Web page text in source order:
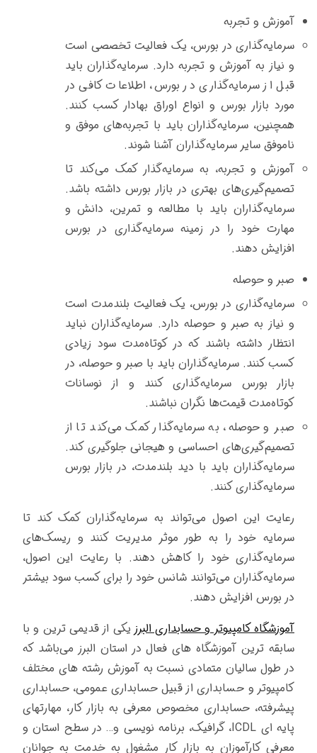
آموزش و تجربه
سرمایه‌گذاری در بورس، یک فعالیت تخصصی است
و نیاز به آموزش و تجربه دارد. سرمایه‌گذاران باید
قبل از سرمایه‌گذاری در بورس، اطلاعات کافی در
مورد بازار بورس و انواع اوراق بهادار کسب کنند.
همچنین، سرمایه‌گذاران باید با تجربه‌های موفق و
ناموفق سایر سرمایه‌گذاران آشنا شوند.
آموزش و تجربه، به سرمایه‌گذار کمک می‌کند تا
تصمیم‌گیری‌های بهتری در بازار بورس داشته باشد.
سرمایه‌گذاران باید با مطالعه و تمرین، دانش و
مهارت خود را در زمینه سرمایه‌گذاری در بورس
افزایش دهند.
صبر و حوصله
سرمایه‌گذاری در بورس، یک فعالیت بلندمدت است
و نیاز به صبر و حوصله دارد. سرمایه‌گذاران نباید
انتظار داشته باشند که در کوتاه‌مدت سود زیادی
کسب کنند. سرمایه‌گذاران باید با صبر و حوصله، در
بازار بورس سرمایه‌گذاری کنند و از نوسانات
کوتاه‌مدت قیمت‌ها نگران نباشند.
صبر و حوصله، به سرمایه‌گذار کمک می‌کند تا از
تصمیم‌گیری‌های احساسی و هیجانی جلوگیری کند.
سرمایه‌گذاران باید با دید بلندمدت، در بازار بورس
سرمایه‌گذاری کنند.
رعایت این اصول می‌تواند به سرمایه‌گذاران کمک کند تا
سرمایه خود را به طور موثر مدیریت کنند و ریسک‌های
سرمایه‌گذاری خود را کاهش دهند. با رعایت این اصول،
سرمایه‌گذاران می‌توانند شانس خود را برای کسب سود بیشتر
در بورس افزایش دهند.
آموزشگاه کامپیوتر و حسابداری البرز یکی از قدیمی ترین و با
سابقه ترین آموزشگاه های فعال در استان البرز می‌باشد که
در طول سالیان متمادی نسبت به آموزش رشته های مختلف
کامپیوتر و حسابداری از قبیل حسابداری عمومی، حسابداری
پیشرفته، حسابداری مخصوص معرفی به بازار کار، مهارتهای
پایه ای ICDL، گرافیک، برنامه نویسی و… در سطح استان و
معرفی کارآموزان به بازار کار مشغول به خدمت به جوانان